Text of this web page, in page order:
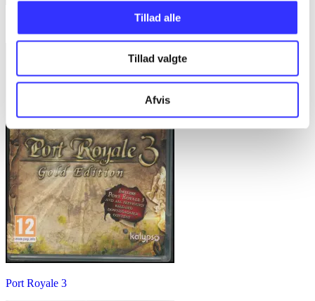
Tillad alle
Tillad valgte
Afvis
Port Royale 3